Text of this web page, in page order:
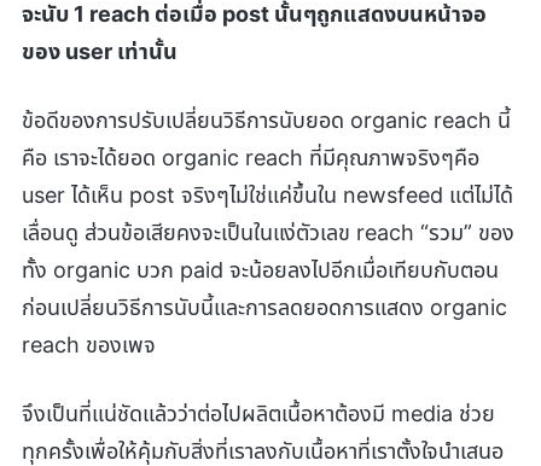
จะนับ 1 reach ต่อเมื่อ post นั้นๆถูกแสดงบนหน้าจอ
ของ user เท่านั้น
ข้อดีของการปรับเปลี่ยนวิธีการนับยอด organic reach นี้
คือ เราจะได้ยอด organic reach ที่มีคุณภาพจริงๆคือ
user ได้เห็น post จริงๆไม่ใช่แค่ขึ้นใน newsfeed แต่ไม่ได้
เลื่อนดู ส่วนข้อเสียคงจะเป็นในแง่ตัวเลข reach “รวม” ของ
ทั้ง organic บวก paid จะน้อยลงไปอีกเมื่อเทียบกับตอน
ก่อนเปลี่ยนวิธีการนับนี้และการลดยอดการแสดง organic
reach ของเพจ
จึงเป็นที่แน่ชัดแล้วว่าต่อไปผลิตเนื้อหาต้องมี media ช่วย
ทุกครั้งเพื่อให้คุ้มกับสิ่งที่เราลงกับเนื้อหาที่เราตั้งใจนำเสนอ